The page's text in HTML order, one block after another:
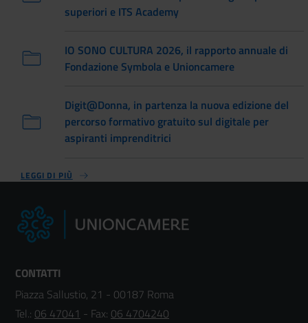
superiori e ITS Academy
IO SONO CULTURA 2026, il rapporto annuale di
Fondazione Symbola e Unioncamere
Digit@Donna, in partenza la nuova edizione del
percorso formativo gratuito sul digitale per
aspiranti imprenditrici
LEGGI DI PIÙ
CONTATTI
Piazza Sallustio, 21 - 00187 Roma
Tel.: 06 47041 - Fax: 06 4704240